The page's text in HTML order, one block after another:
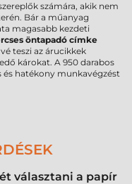
számára, akik nem
Bár a műanyag
magasabb kezdeti
öntapadó címke
teszi az árucikkek
károkat. A 950 darabos
és hatékony munkavégzést
választani a papír